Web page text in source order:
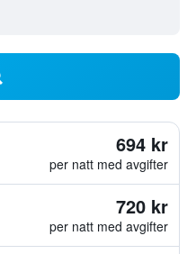
694 kr
per natt med avgifter
720 kr
per natt med avgifter